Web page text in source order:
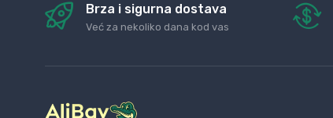
Brza i sigurna dostava
Već za nekoliko dana kod vas